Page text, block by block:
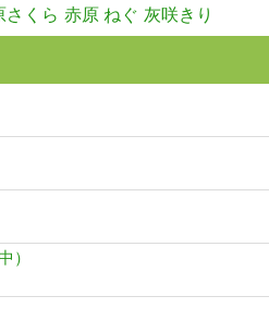
さくら 赤原 ねぐ 灰咲きり
）